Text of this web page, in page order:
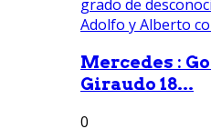
Mercedes :
Giraudo 18...
0